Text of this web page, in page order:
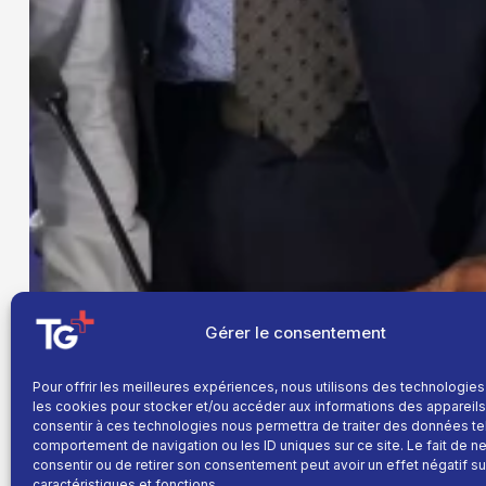
Gérer le consentement
Pour offrir les meilleures expériences, nous utilisons des
les cookies pour stocker et/ou accéder aux informations des
consentir à ces technologies nous permettra de traiter des données
comportement de navigation ou les ID uniques sur ce site. Le fait de
consentir ou de retirer son consentement peut avoir un effet négatif